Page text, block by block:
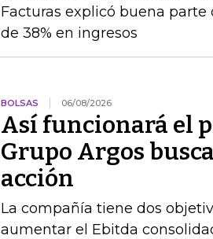
Facturas explicó buena
de 38% en ingresos
BOLSAS 06/08/2026
Así funcionará el
Grupo Argos
acción
La compañía tiene dos
aumentar el Ebitda